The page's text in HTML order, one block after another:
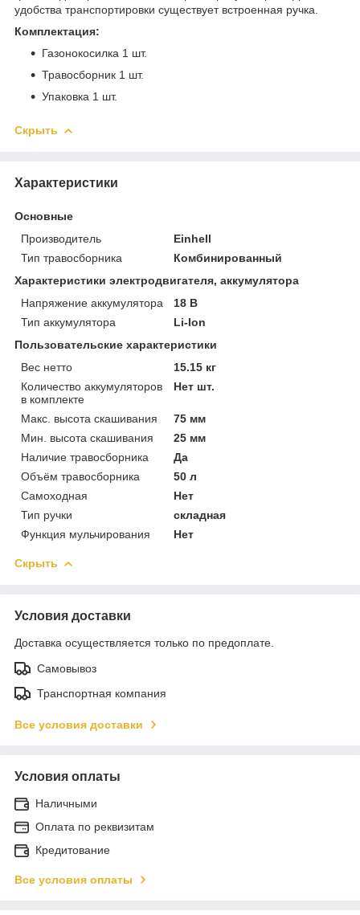
удобства транспортировки существует встроенная ручка.
Комплектация:
Газонокосилка 1 шт.
Травосборник 1 шт.
Упаковка 1 шт.
Скрыть
Характеристики
Основные
Производитель
Einhell
Тип травосборника
Комбинированный
Характеристики электродвигателя, аккумулятора
Напряжение аккумулятора
18 В
Тип аккумулятора
Li-Ion
Пользовательские характеристики
Вес нетто
15.15 кг
Количество аккумуляторов
в комплекте
Нет шт.
Макс. высота скашивания
75 мм
Мин. высота скашивания
25 мм
Наличие травосборника
Да
Объём травосборника
50 л
Самоходная
Нет
Тип ручки
складная
Функция мульчирования
Нет
Скрыть
Условия доставки
Доставка осуществляется только по предоплате.
Самовывоз
Транспортная компания
Все условия доставки
Условия оплаты
Наличными
Оплата по реквизитам
Кредитование
Все условия оплаты